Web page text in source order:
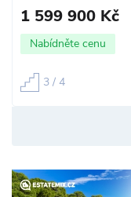
1 599 900 Kč
Nabídněte cenu
3 / 4